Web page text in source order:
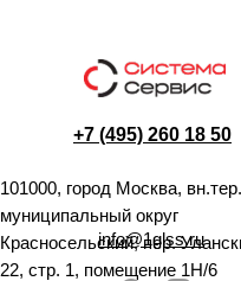
+7 (495) 260 18 50
101000, город Москва,
муниципальный округ
Красносельский, пер.
22, стр. 1, помещение 1Н/6
info@1glss.ru